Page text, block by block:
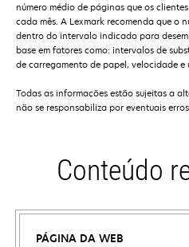
número médio de páginas que os
cada mês. A Lexmark recomenda que o
dentro do intervalo indicado para
base em fatores como: intervalos de
de carregamento de papel, velocidade e
Todas as informações estão sujeitas a
não se responsabiliza por eventuais
Conteúdo
PÁGINA DA WEB